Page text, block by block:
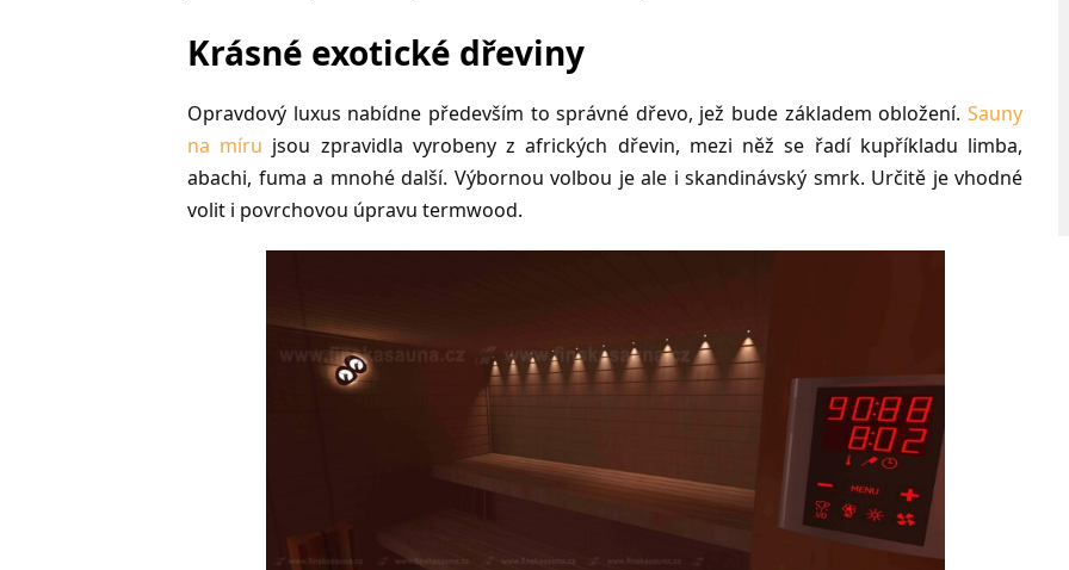
Krásné exotické dřeviny
Opravdový luxus nabídne především to správné dřevo, jež bude základem obložení. Sauny
na míru jsou zpravidla vyrobeny z afrických dřevin, mezi něž se řadí kupříkladu limba,
abachi, fuma a mnohé další. Výbornou volbou je ale i skandinávský smrk. Určitě je vhodné
volit i povrchovou úpravu termwood.